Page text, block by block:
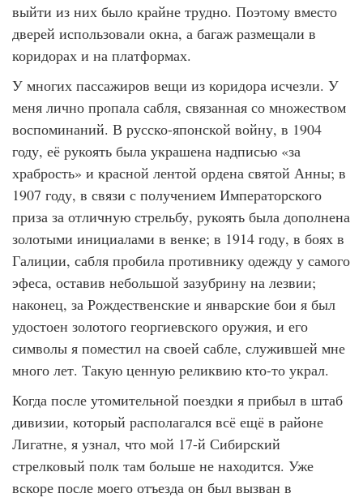
выйти из них было крайне трудно. Поэтому вместо
дверей использовали окна, а багаж размещали в
коридорах и на платформах.
У многих пассажиров вещи из коридора исчезли. У
меня лично пропала сабля, связанная со множеством
воспоминаний. В русско-японской войну, в 1904
году, её рукоять была украшена надписью «за
храбрость» и красной лентой ордена святой Анны; в
1907 году, в связи с получением Императорского
приза за отличную стрельбу, рукоять была дополнена
золотыми инициалами в венке; в 1914 году, в боях в
Галиции, сабля пробила противнику одежду у самого
эфеса, оставив небольшой зазубрину на лезвии;
наконец, за Рождественские и январские бои я был
удостоен золотого георгиевского оружия, и его
символы я поместил на своей сабле, служившей мне
много лет. Такую ценную реликвию кто-то украл.
Когда после утомительной поездки я прибыл в штаб
дивизии, который располагался всё ещё в районе
Лигатне, я узнал, что мой 17-й Сибирский
стрелковый полк там больше не находится. Уже
вскоре после моего отъезда он был вызван в